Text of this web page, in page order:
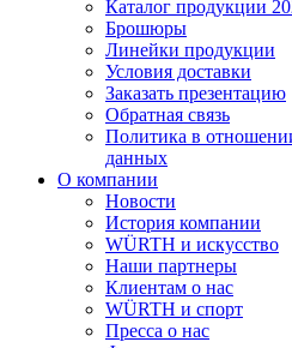
Каталог продукции
Брошюры
Линейки продукции
Условия доставки
Заказать презентацию
Обратная связь
Политика в
данных
О компании
Новости
История компании
WÜRTH и искусство
Наши партнеры
Клиентам о нас
WÜRTH и спорт
Пресса о нас